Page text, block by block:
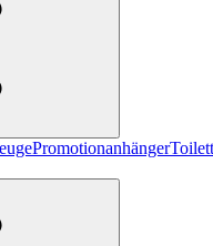
Promotionanhänger